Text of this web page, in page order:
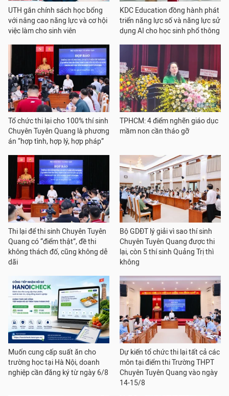
UTH gắn chính sách học bổng
với nâng cao năng lực và cơ hội
việc làm cho sinh viên
KDC Education đồng hành phát
triển năng lực số và năng lực sử
dụng AI cho học sinh phổ thông
Tổ chức thi lại cho 100% thí sinh
Chuyên Tuyên Quang là phương
án “hợp tình, hợp lý, hợp pháp”
TPHCM: 4 điểm nghẽn giáo dục
mầm non cần tháo gỡ
Thi lại để thi sinh Chuyên Tuyên
Quang có “điểm thật”, đề thi
không thách đố, cũng không dễ
dãi
Bộ GDĐT lý giải vì sao thí sinh
Chuyên Tuyên Quang được thi
lại, còn 5 thí sinh Quảng Trị thì
không
Muốn cung cấp suất ăn cho
trường học tại Hà Nội, doanh
nghiệp cần đăng ký từ ngày 6/8
Dự kiến tổ chức thi lại tất cả các
môn tại điểm thi Trường THPT
Chuyên Tuyên Quang vào ngày
14-15/8